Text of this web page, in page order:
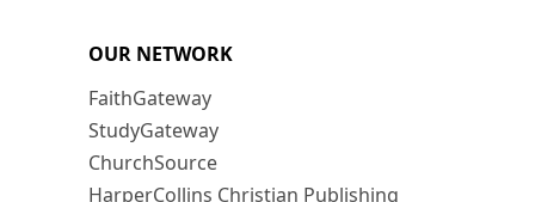
OUR NETWORK
FaithGateway
StudyGateway
ChurchSource
HarperCollins Christian Publishing